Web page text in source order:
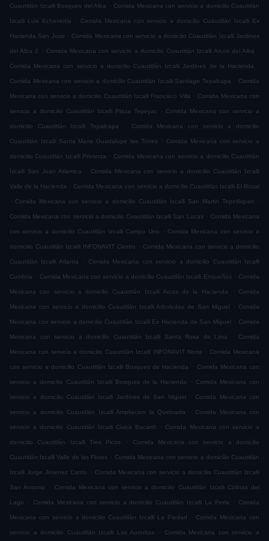
Cuautitlán Izcalli Bosques del Alba . Comida Mexicana con servicio a domicilio Cuautitlán
Izcalli Luis Echeverria . Comida Mexicana con servicio a domicilio Cuautitlán Izcalli Ex
Hacienda San Jose . Comida Mexicana con servicio a domicilio Cuautitlán Izcalli Jardines
del Alba 2 . Comida Mexicana con servicio a domicilio Cuautitlán Izcalli Arcos del Alba .
Comida Mexicana con servicio a domicilio Cuautitlán Izcalli Jardines de la Hacienda .
Comida Mexicana con servicio a domicilio Cuautitlán Izcalli Santiago Tepalcapa . Comida
Mexicana con servicio a domicilio Cuautitlán Izcalli Francisco Villa . Comida Mexicana con
servicio a domicilio Cuautitlán Izcalli Plaza Tepeyac . Comida Mexicana con servicio a
domicilio Cuautitlán Izcalli Tepalcapa . Comida Mexicana con servicio a domicilio
Cuautitlán Izcalli Santa Maria Guadalupe las Torres . Comida Mexicana con servicio a
domicilio Cuautitlán Izcalli Privanza . Comida Mexicana con servicio a domicilio Cuautitlán
Izcalli San Juan Atlamica . Comida Mexicana con servicio a domicilio Cuautitlán Izcalli
Valle de la Hacienda . Comida Mexicana con servicio a domicilio Cuautitlán Izcalli El Rosal
.
Comida Mexicana con servicio a domicilio Cuautitlán Izcalli San Martin Tepetlixpan .
Comida Mexicana con servicio a domicilio Cuautitlán Izcalli San Lucas . Comida Mexicana
con servicio a domicilio Cuautitlán Izcalli Campo Uno . Comida Mexicana con servicio a
domicilio Cuautitlán Izcalli INFONAVIT Centro . Comida Mexicana con servicio a domicilio
Cuautitlán Izcalli Atlanta . Comida Mexicana con servicio a domicilio Cuautitlán Izcalli
Cumbria . Comida Mexicana con servicio a domicilio Cuautitlán Izcalli Ensueños . Comida
Mexicana con servicio a domicilio Cuautitlán Izcalli Arcos de la Hacienda . Comida
Mexicana con servicio a domicilio Cuautitlán Izcalli Arboledas de San Miguel . Comida
Mexicana con servicio a domicilio Cuautitlán Izcalli Ex Hacienda de San Miguel . Comida
Mexicana con servicio a domicilio Cuautitlán Izcalli Santa Rosa de Lima . Comida
Mexicana con servicio a domicilio Cuautitlán Izcalli INFONAVIT Norte . Comida Mexicana
con servicio a domicilio Cuautitlán Izcalli Bosques de Hacienda . Comida Mexicana con
servicio a domicilio Cuautitlán Izcalli Bosques de la Hacienda . Comida Mexicana con
servicio a domicilio Cuautitlán Izcalli Jardines de San Miguel . Comida Mexicana con
servicio a domicilio Cuautitlán Izcalli Ampliacion la Quebrada . Comida Mexicana con
servicio a domicilio Cuautitlán Izcalli Civica Bacardi . Comida Mexicana con servicio a
domicilio Cuautitlán Izcalli Tres Picos . Comida Mexicana con servicio a domicilio
Cuautitlán Izcalli Valle de las Flores . Comida Mexicana con servicio a domicilio Cuautitlán
Izcalli Jorge Jimenez Cantu . Comida Mexicana con servicio a domicilio Cuautitlán Izcalli
San Antonio . Comida Mexicana con servicio a domicilio Cuautitlán Izcalli Colinas del
Lago . Comida Mexicana con servicio a domicilio Cuautitlán Izcalli La Perla . Comida
Mexicana con servicio a domicilio Cuautitlán Izcalli La Piedad . Comida Mexicana con
servicio a domicilio Cuautitlán Izcalli Las Auroritas . Comida Mexicana con servicio a